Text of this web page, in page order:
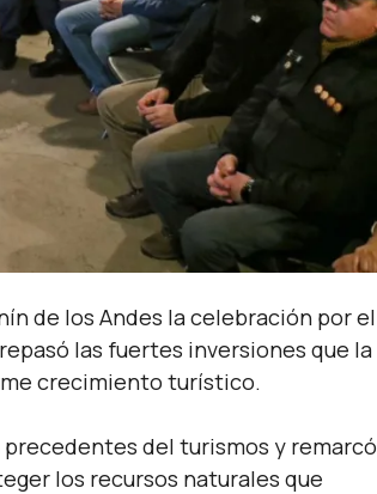
de los Andes la celebración por el
las fuertes inversiones que la
crecimiento turístico.
del turismos y remarcó
los recursos naturales que